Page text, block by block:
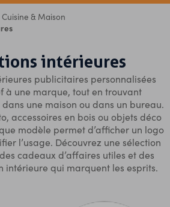
Cuisine & Maison
intérieures
publicitaires personnalisées
à une marque, tout en trouvant
une maison ou dans un bureau.
accessoires en bois ou objets déco
modèle permet d’afficher un logo
l’usage. Découvrez une sélection
cadeaux d’affaires utiles et des
intérieure qui marquent les esprits.